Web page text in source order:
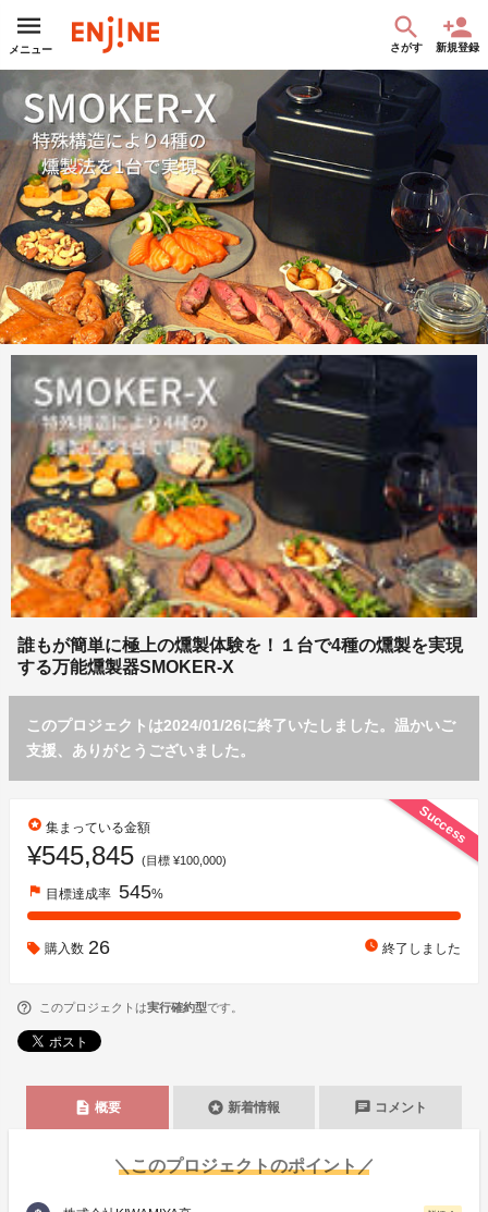
メニュー さがす 新規登録
誰もが簡単に極上の燻製体験を！１台で4種の燻製を実現
する万能燻製器SMOKER-X
このプロジェクトは2024/01/26に終了いたしました。温かいご
支援、ありがとうございました。
Success
stars 集まっている金額
¥545,845 (目標 ¥100,000)
flag 目標達成率 545%
購入数 26 watch_later 終了しました
このプロジェクトは実行確約型です。
description 概要 stars 新着情報 chat コメント
＼このプロジェクトのポイント／